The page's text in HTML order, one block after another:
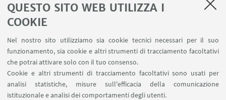
QUESTO SITO WEB UTILIZZA I
COOKIE
Nel nostro sito utilizziamo sia cookie tecnici necessari per il suo
funzionamento, sia cookie e altri strumenti di tracciamento facoltativi
che potrai attivare solo con il tuo consenso.
Cookie e altri strumenti di tracciamento facoltativi sono usati per
analisi statistiche, misure sull'efficacia della comunicazione
istituzionale e analisi dei comportamenti degli utenti.
Planner aule Terracini
Forms per sottomissione eventi/notizie
Carta dei servizi
SEGUI IL DIPARTIMENTO SU: